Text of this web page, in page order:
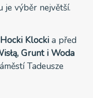
je výběr největší.
Hocki Klockia před
Grunt i Woda
Tadeusze